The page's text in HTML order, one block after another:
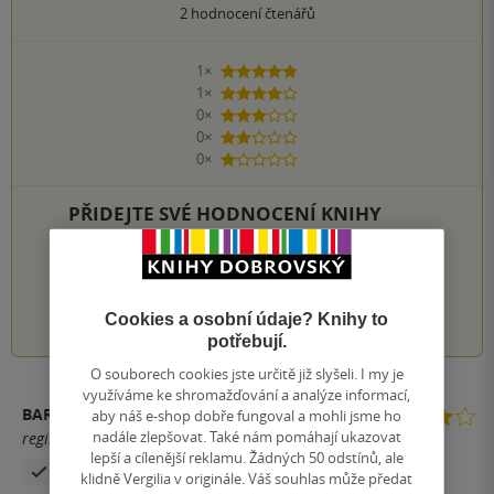
2hodnocení čtenářů
1×
5 hvězdiček
1×
4 hvězdičky
0×
3 hvězdičky
0×
2 hvězdičky
0×
1 hvezdička
PŘIDEJTE SVÉ HODNOCENÍ KNIHY
5
BARBORA MATOUŠKOVÁ
registrovaný uživatel
Zakoupil produkt
Cookies a osobní údaje? Knihy to
potřebují.
O souborech cookies jste určitě již slyšeli. I my je
využíváme ke shromažďování a analýze informací,
aby náš e-shop dobře fungoval a mohli jsme ho
nadále zlepšovat. Také nám pomáhají ukazovat
lepší a cílenější reklamu. Žádných 50 odstínů, ale
klidně Vergilia v originále. Váš souhlas může předat